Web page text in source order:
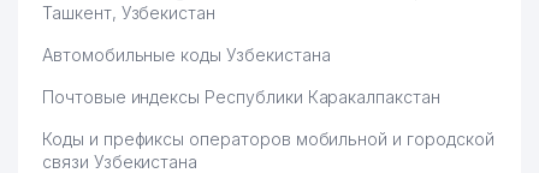
Ташкент, Узбекистан
Автомобильные коды Узбекистана
Почтовые индексы Республики Каракалпакстан
Коды и префиксы операторов мобильной и городской
связи Узбекистана